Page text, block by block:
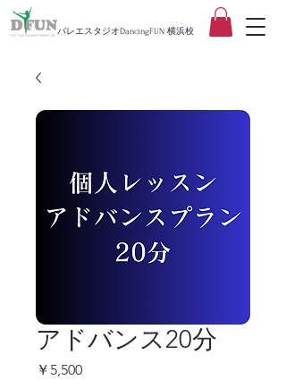
バレエスタジオDancingFUN 横浜校
アドバンス20分
￥5,500価